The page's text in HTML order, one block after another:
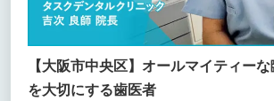
【大阪市中央区】オールマイティー
を大切にする歯医者